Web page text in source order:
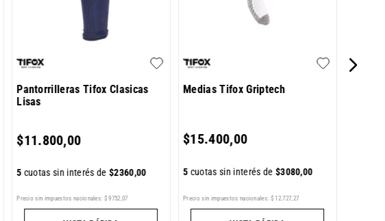
Pantorrilleras Tifox Clasicas
Lisas
$11.800,00
5 cuotas sin interés de$2360,00
Precio sin impuestos nacionales: $ 9752 ,07
Medias Tifox Griptech
$15.400,00
5 cuotas sin interés de$3080,00
Precio sin impuestos nacionales: $ 12 .727 27